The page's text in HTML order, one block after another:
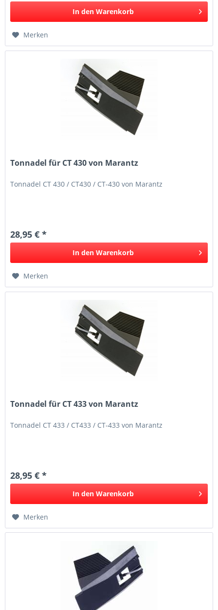
In den Warenkorb
Merken
Tonnadel für CT 430 von Marantz
Tonnadel CT 430 / CT430 / CT-430 von Marantz
28,95 € *
In den Warenkorb
Merken
Tonnadel für CT 433 von Marantz
Tonnadel CT 433 / CT433 / CT-433 von Marantz
28,95 € *
In den Warenkorb
Merken